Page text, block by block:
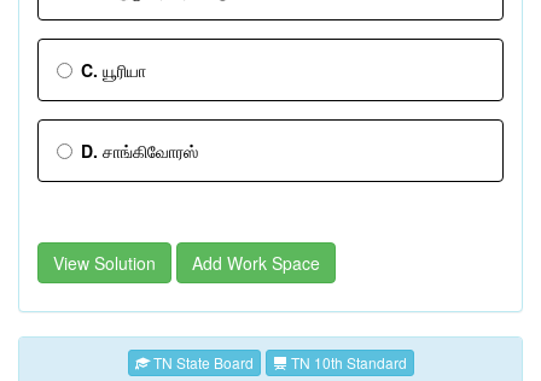
C. யூரியா
D. சாங்கிவோரஸ்
View Solution Add Work Space
TN State Board
TN 10th Standard